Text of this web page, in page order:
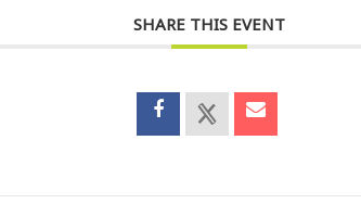
SHARE THIS EVENT